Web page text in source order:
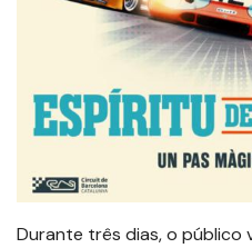
Durante três dias, o público